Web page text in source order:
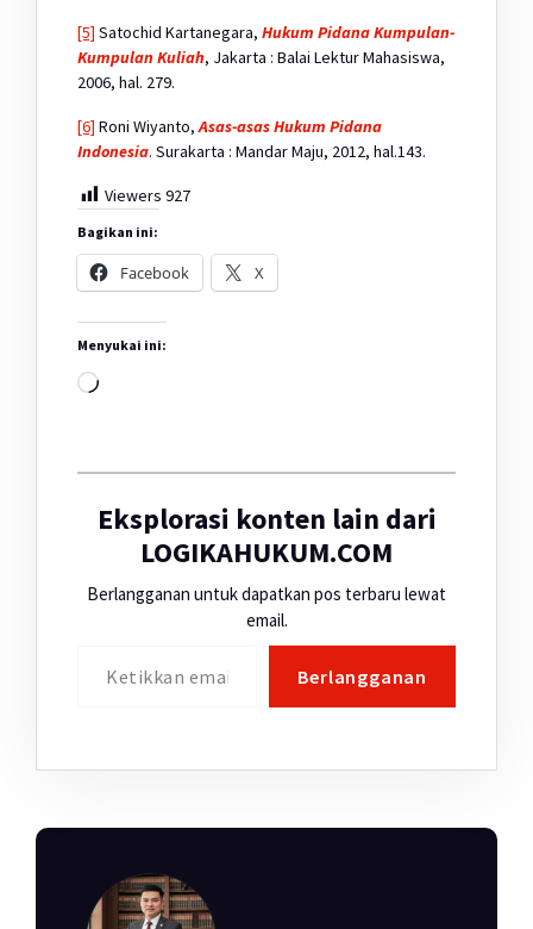
[5] Satochid Kartanegara, Hukum Pidana Kumpulan-
Kumpulan Kuliah, Jakarta : Balai Lektur Mahasiswa,
2006, hal. 279.
[6] Roni Wiyanto,Asas-asas Hukum Pidana
Indonesia. Surakarta : Mandar Maju, 2012, hal.143.
Viewers 927
Bagikan ini:
Facebook X
Menyukai ini:
Memuat...
Eksplorasi konten lain dari
LOGIKAHUKUM.COM
Berlangganan untuk dapatkan pos terbaru lewat
email.
Berlangganan